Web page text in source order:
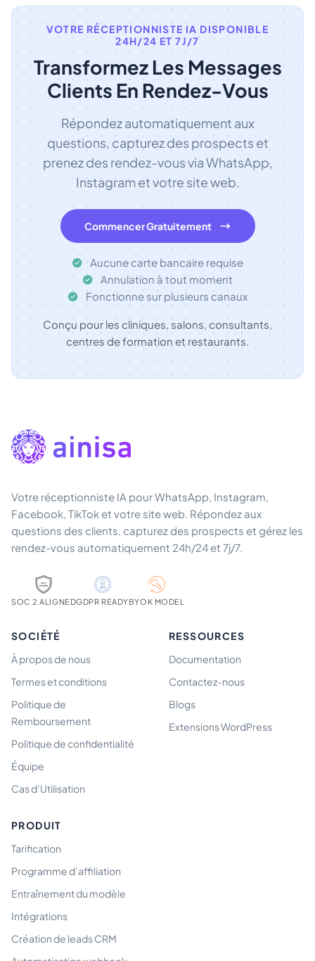
VOTRE RÉCEPTIONNISTE IA DISPONIBLE
24H/24 ET 7J/7
Transformez Les Messages
Clients En Rendez-Vous
Répondez automatiquement aux
questions, capturez des prospects et
prenez des rendez-vous via WhatsApp,
Instagram et votre site web.
Commencer Gratuitement
Aucune carte bancaire requise
Annulation à tout moment
Fonctionne sur plusieurs canaux
Conçu pour les cliniques, salons, consultants,
centres de formation et restaurants.
Votre réceptionniste IA pour WhatsApp, Instagram,
Facebook, TikTok et votre site web. Répondez aux
questions des clients, capturez des prospects et gérez les
rendez-vous automatiquement 24h/24 et 7j/7.
SOC 2 ALIGNEDGDPR READYBYOK MODEL
SOCIÉTÉ
À propos de nous
Termes et conditions
Politique de
Remboursement
Politique de confidentialité
Équipe
Cas d’Utilisation
RESSOURCES
Documentation
Contactez-nous
Blogs
Extensions WordPress
PRODUIT
Tarification
Programme d’affiliation
Entraînement du modèle
Intégrations
Création de leads CRM